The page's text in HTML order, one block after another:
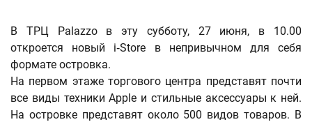
В ТРЦ Palazzo в эту субботу, 27 июня, в 10.00
откроется новый i‑Store в непривычном для себя
формате островка.
На первом этаже торгового центра представят почти
все виды техники Apple и стильные аксессуары к ней.
На островке представят около 500 видов товаров. В